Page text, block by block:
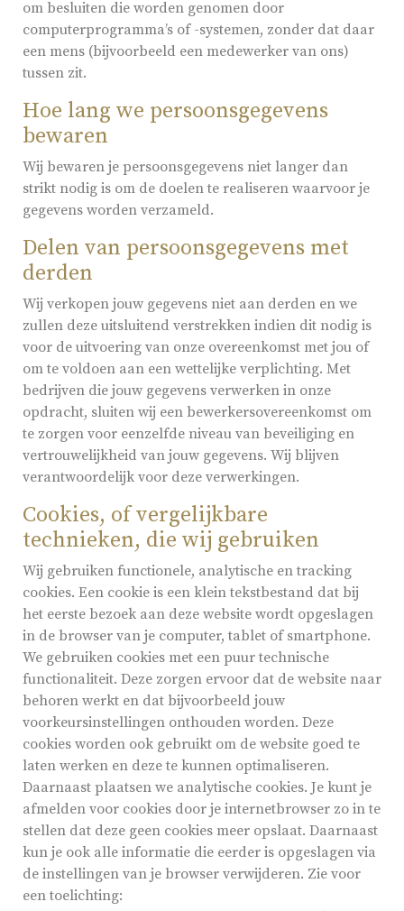
om besluiten die worden genomen door
computerprogramma’s of -systemen, zonder dat daar
een mens (bijvoorbeeld een medewerker van ons)
tussen zit.
Hoe lang we persoonsgegevens
bewaren
Wij bewaren je persoonsgegevens niet langer dan
strikt nodig is om de doelen te realiseren waarvoor je
gegevens worden verzameld.
Delen van persoonsgegevens met
derden
Wij verkopen jouw gegevens niet aan derden en we
zullen deze uitsluitend verstrekken indien dit nodig is
voor de uitvoering van onze overeenkomst met jou of
om te voldoen aan een wettelijke verplichting. Met
bedrijven die jouw gegevens verwerken in onze
opdracht, sluiten wij een bewerkersovereenkomst om
te zorgen voor eenzelfde niveau van beveiliging en
vertrouwelijkheid van jouw gegevens. Wij blijven
verantwoordelijk voor deze verwerkingen.
Cookies, of vergelijkbare
technieken, die wij gebruiken
Wij gebruiken functionele, analytische en tracking
cookies. Een cookie is een klein tekstbestand dat bij
het eerste bezoek aan deze website wordt opgeslagen
in de browser van je computer, tablet of smartphone.
We gebruiken cookies met een puur technische
functionaliteit. Deze zorgen ervoor dat de website naar
behoren werkt en dat bijvoorbeeld jouw
voorkeursinstellingen onthouden worden. Deze
cookies worden ook gebruikt om de website goed te
laten werken en deze te kunnen optimaliseren.
Daarnaast plaatsen we analytische cookies. Je kunt je
afmelden voor cookies door je internetbrowser zo in te
stellen dat deze geen cookies meer opslaat. Daarnaast
kun je ook alle informatie die eerder is opgeslagen via
de instellingen van je browser verwijderen. Zie voor
een toelichting: